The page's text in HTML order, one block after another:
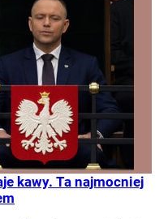
kawy. Ta najmocniej